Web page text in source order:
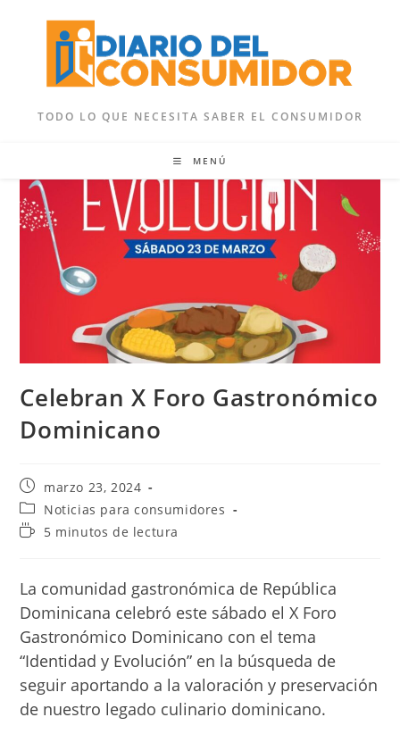
contenido
TODO LO QUE NECESITA SABER EL CONSUMIDOR
MENÚ
Celebran X Foro Gastronómico
Dominicano
Publicación
de
la
entrada:
marzo 23, 2024
Categoría
de
la
Noticias para consumidores
Tiempo5 minutos de lectura
La comunidad gastronómica de República
Dominicana celebró este sábado el X Foro
Gastronómico Dominicano con el tema
“Identidad y Evolución” en la búsqueda de
seguir aportando a la valoración y preservación
de nuestro legado culinario dominicano.